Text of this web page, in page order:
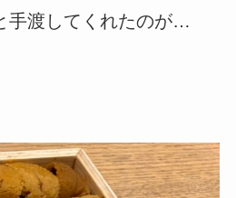
手渡してくれたのが…